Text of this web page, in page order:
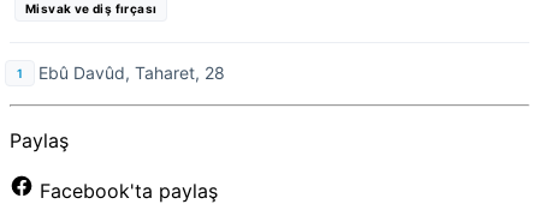
Misvak ve diş fırçası
Ebû Davûd, Taharet, 28
Paylaş
Facebook'ta paylaş